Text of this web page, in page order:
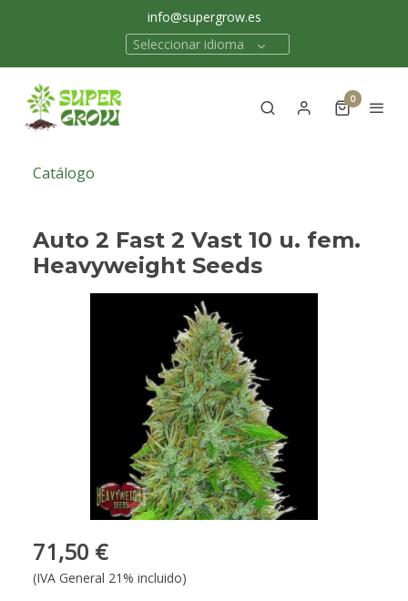
info@supergrow.es
Seleccionar idioma
0
Catálogo
Auto 2 Fast 2 Vast 10 u. fem.
Heavyweight Seeds
71,50 €
(IVA General 21% incluido)